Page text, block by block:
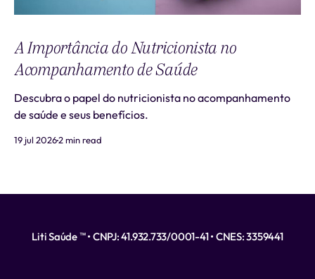
A Importância do Nutricionista no
Acompanhamento de Saúde
Descubra o papel do nutricionista no acompanhamento
de saúde e seus benefícios.
19 jul 20262 min read
Liti Saúde ™ • CNPJ: 41.932.733/0001-41 • CNES: 3359441